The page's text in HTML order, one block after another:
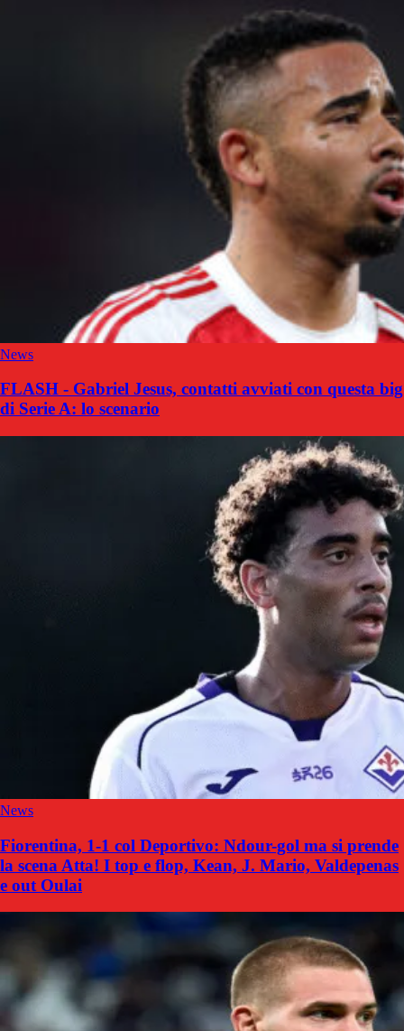
News
FLASH - Gabriel Jesus, contatti avviati con questa big
di Serie A: lo scenario
News
Fiorentina, 1-1 col Deportivo: Ndour-gol ma si prende
la scena Atta! I top e flop, Kean, J. Mario, Valdepenas
e out Oulai